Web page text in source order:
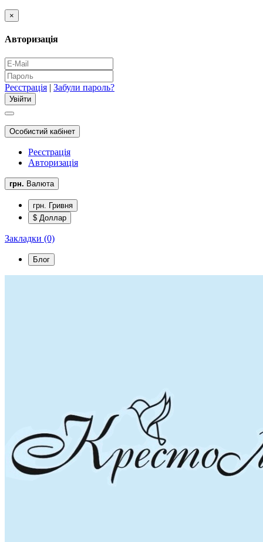
×
Авторизація
Реєстрація | Забули пароль?
Особистий кабінет
Реєстрація
Авторизація
грн. Валюта
грн. Гривня
$ Доллар
Закладки (0)
Блог